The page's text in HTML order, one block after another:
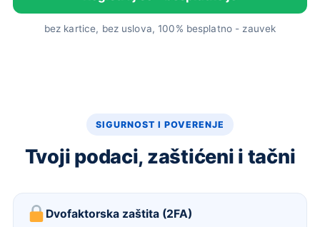
bez kartice, bez uslova, 100% besplatno - zauvek
SIGURNOST I POVERENJE
Tvoji podaci, zaštićeni i tačni
Dvofaktorska zaštita (2FA)